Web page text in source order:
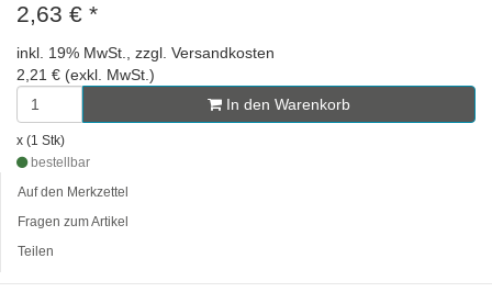
2,63 € *
inkl. 19% MwSt., zzgl. Versandkosten
2,21 € (exkl. MwSt.)
In den Warenkorb
x (1 Stk)
bestellbar
Auf den Merkzettel
Fragen zum Artikel
Teilen